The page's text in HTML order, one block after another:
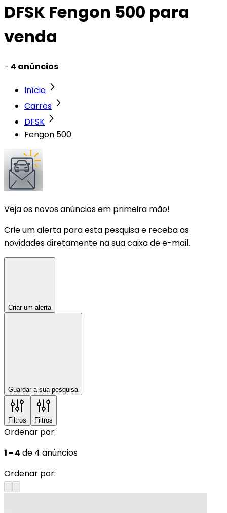
DFSK Fengon 500 para
venda
- 4 anúncios
Início
Carros
DFSK
Fengon 500
Veja os novos anúncios em primeira mão!
Crie um alerta para esta pesquisa e receba as
novidades diretamente na sua caixa de e-mail.
Criar um alerta
Guardar a sua pesquisa
Filtros Filtros
Ordenar por:
1 - 4 de 4 anúncios
Ordenar por: